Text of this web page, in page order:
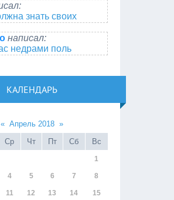
знать своих
написал:
недрами поль
КАЛЕНДАРЬ
« Апрель 2018 »
Ср Чт Пт Сб Вс
1
4 5 6 7 8
11 12 13 14 15